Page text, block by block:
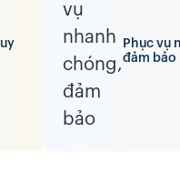
Phục vụ
đảm bảo